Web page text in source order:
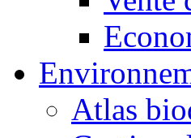
Atlas